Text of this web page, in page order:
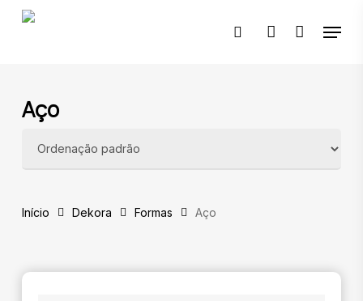
Skip
pesquisaraccount
Menu
Aço
Início Dekora Formas Aço